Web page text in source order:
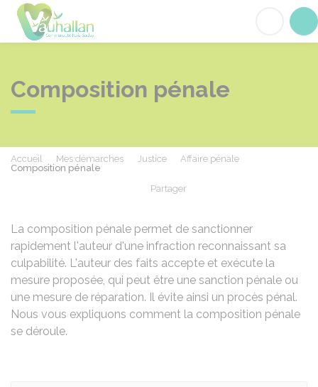
Composition pénale
Accueil Mes démarches Justice
Affaire pénale
Composition pénale
Partager
La composition pénale permet de sanctionner
rapidement l'auteur d'une infraction reconnaissant sa
culpabilité. L'auteur des faits accepte et exécute la
mesure proposée, qui peut être une sanction pénale ou
une mesure de réparation. Il évite ainsi un procès pénal.
Nous vous expliquons comment la composition pénale
se déroule.